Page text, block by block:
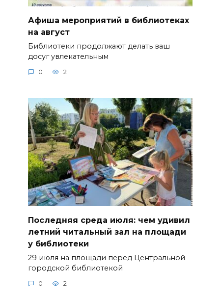
Афиша мероприятий в библиотеках
на август
Библиотеки продолжают делать ваш
досуг увлекательным
0 2
Последняя среда июля: чем удивил
летний читальный зал на площади
у библиотеки
29 июля на площади перед Центральной
городской библиотекой
0 2